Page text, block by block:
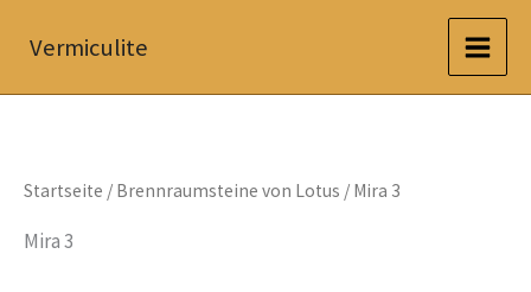
InhaltVermiculite
Startseite / Brennraumsteine von Lotus / Mira 3
Mira 3